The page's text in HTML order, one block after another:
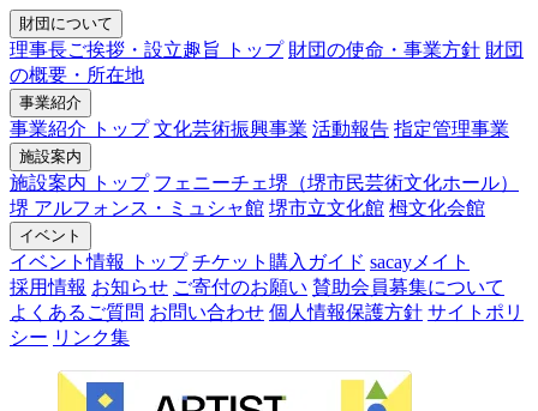
財団について
理事長ご挨拶・設立趣旨 トップ 財団の使命・事業方針 財団
の概要・所在地
事業紹介
事業紹介 トップ 文化芸術振興事業 活動報告 指定管理事業
施設案内
施設案内 トップ フェニーチェ堺（堺市民芸術文化ホール）
堺 アルフォンス・ミュシャ館 堺市立文化館 栂文化会館
イベント
イベント情報 トップ チケット購入ガイド sacayメイト
採用情報 お知らせ ご寄付のお願い 賛助会員募集について
よくあるご質問 お問い合わせ 個人情報保護方針 サイトポリ
シー リンク集